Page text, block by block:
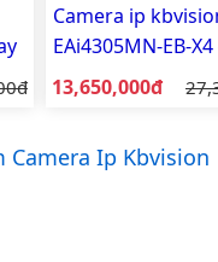
Camera ip
EAi4305MN-EB-X4
Camera IP Thân
thông minh
Giá bán:
13,650,000đ Giá
Camera Ip Kbvision